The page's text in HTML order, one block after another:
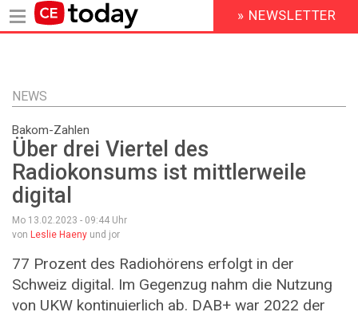
Inhalt
HEADER
MENU
» NEWSLETTER
NEWS
Bakom-Zahlen
Über drei Viertel des
Radiokonsums ist mittlerweile
digital
Mo 13.02.2023 - 09:44 Uhr
von Leslie Haeny und jor
77 Prozent des Radiohörens erfolgt in der
Schweiz digital. Im Gegenzug nahm die Nutzung
von UKW kontinuierlich ab. DAB+ war 2022 der